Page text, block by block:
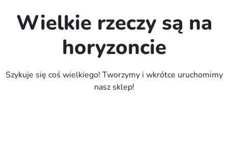
Wielkie rzeczy są na
horyzoncie
Szykuje się coś wielkiego! Tworzymy i wkrótce uruchomimy
nasz sklep!